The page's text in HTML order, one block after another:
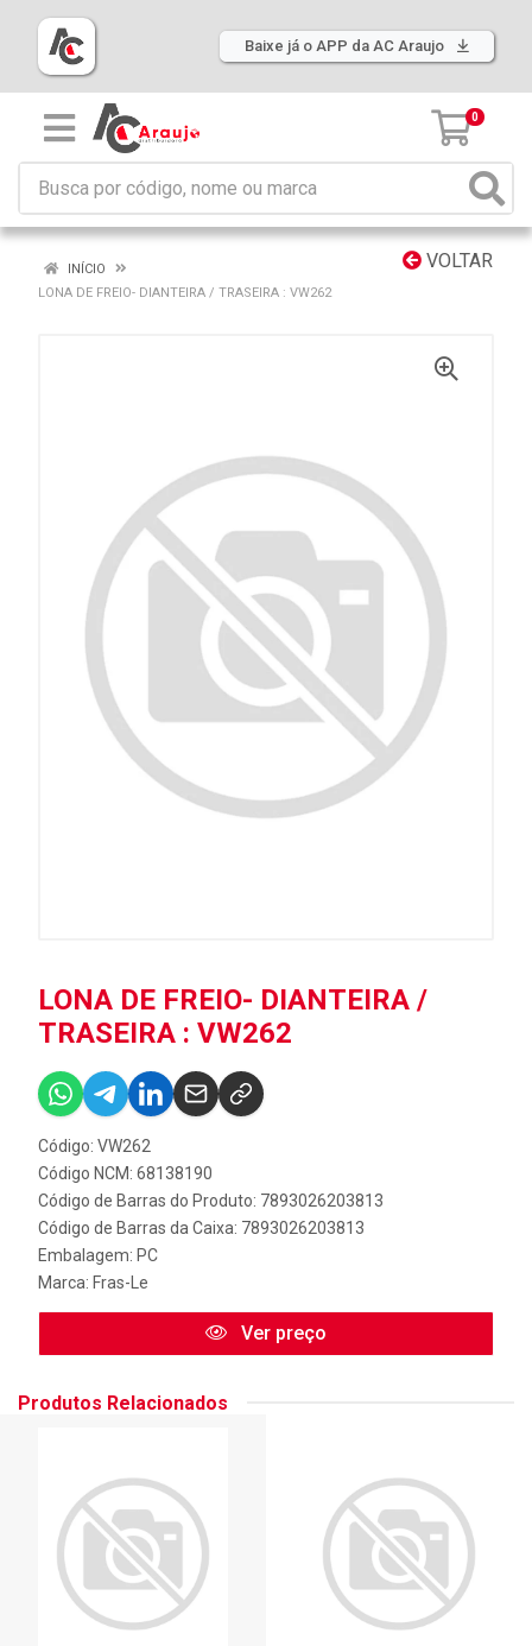
Baixe já o APP da AC Araujo
0
VOLTAR
INÍCIO
LONA DE FREIO- DIANTEIRA / TRASEIRA : VW262
LONA DE FREIO- DIANTEIRA /
TRASEIRA : VW262
Código: VW262
Código NCM: 68138190
Código de Barras do Produto: 7893026203813
Código de Barras da Caixa: 7893026203813
Embalagem: PC
Marca: Fras-Le
Ver preço
Produtos Relacionados